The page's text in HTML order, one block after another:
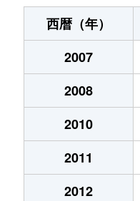
西暦（年）
2007
2008
2010
2011
2012